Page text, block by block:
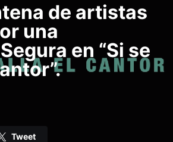
de artistas
una
en “Si se
Tweet